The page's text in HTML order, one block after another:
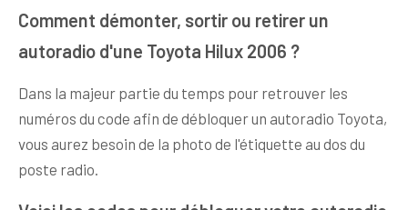
Comment démonter, sortir ou retirer un
autoradio d'une Toyota Hilux 2006 ?
Dans la majeur partie du temps pour retrouver les
numéros du code afin de débloquer un autoradio Toyota,
vous aurez besoin de la photo de l'étiquette au dos du
poste radio.